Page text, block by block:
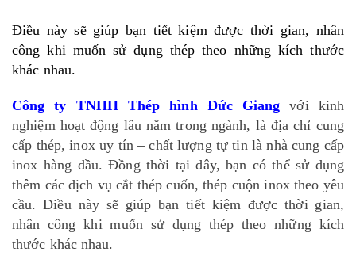
Điều này sẽ giúp bạn tiết kiệm được thời gian, nhân
công khi muốn sử dụng thép theo những kích thước
khác nhau.
Công ty TNHH Thép hình Đức Giang với kinh
nghiệm hoạt động lâu năm trong ngành, là địa chỉ cung
cấp thép, inox uy tín – chất lượng tự tin là nhà cung cấp
inox hàng đầu. Đồng thời tại đây, bạn có thể sử dụng
thêm các dịch vụ cắt thép cuốn, thép cuộn inox theo yêu
cầu. Điều này sẽ giúp bạn tiết kiệm được thời gian,
nhân công khi muốn sử dụng thép theo những kích
thước khác nhau.